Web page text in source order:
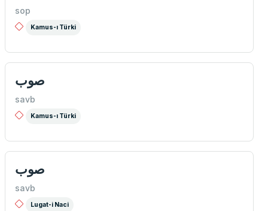
sop
Kamus-ı Türki
صوب
savb
Kamus-ı Türki
صوب
savb
Lugat-i Naci